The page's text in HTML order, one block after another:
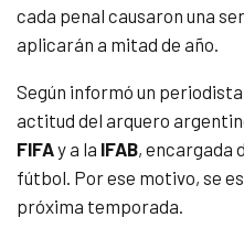
cada penal causaron una
aplicarán a mitad de año.
Según informó un
actitud del arquero
FIFAy a la IFAB, encargada
fútbol. Por ese motivo, se
próxima temporada.